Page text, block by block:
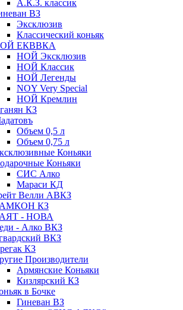
А.К.З. классик
ВЗ
Эксклюзив
Классический коньяк
ЕКВВКА
НОЙ Эксклюзив
НОЙ Классик
НОЙ Легенды
NOY Very Speсial
НОЙ Кремлин
КЗ
Объем 0,5 л
Объем 0,75 л
Коньяки
Коньяки
СИС Алко
Мараси КД
Велли АВКЗ
КЗ
- НОВА
- Алко ВКЗ
ВКЗ
КЗ
Производители
Армянские Коньяки
Кизлярский КЗ
в Бочке
Гиневан ВЗ